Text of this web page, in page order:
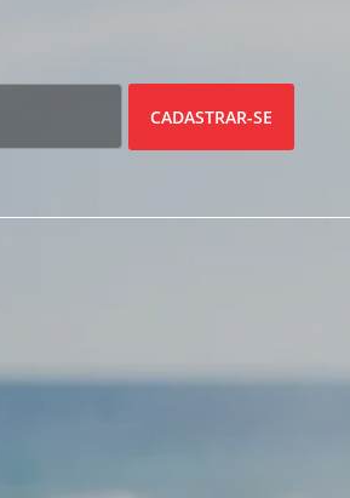
CADASTRAR-SE